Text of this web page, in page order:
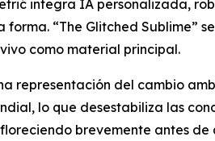
integra IA personalizada,
forma. “The Glitched Sublime”
como material principal.
representación del cambio
lo que desestabiliza las
brevemente antes